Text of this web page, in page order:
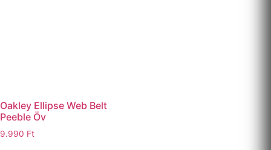
Oakley Ellipse Web Belt
Peeble Öv
9.990 Ft